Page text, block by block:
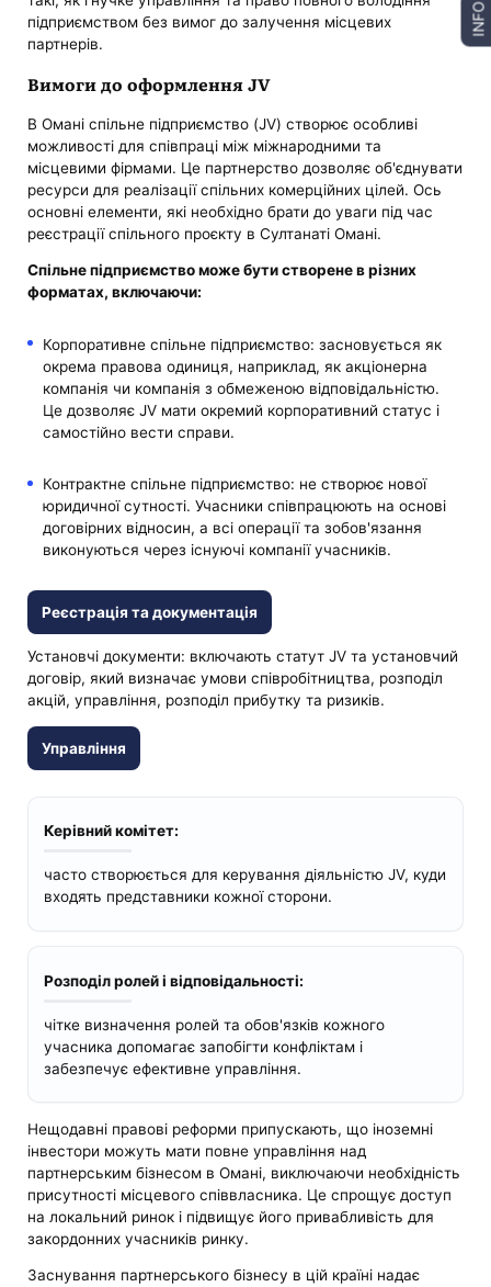
підприємством без вимог до залучення місцевих
партнерів.
Вимоги до оформлення JV
В Омані спільне підприємство (JV) створює особливі
можливості для співпраці між міжнародними та
місцевими фірмами. Це партнерство дозволяє об'єднувати
ресурси для реалізації спільних комерційних цілей. Ось
основні елементи, які необхідно брати до уваги під час
реєстрації спільного проєкту в Султанаті Омані.
Спільне підприємство може бути створене в різних
форматах, включаючи:
Корпоративне спільне підприємство: засновується як
окрема правова одиниця, наприклад, як акціонерна
компанія чи компанія з обмеженою відповідальністю.
Це дозволяє JV мати окремий корпоративний статус і
самостійно вести справи.
Контрактне спільне підприємство: не створює нової
юридичної сутності. Учасники співпрацюють на основі
договірних відносин, а всі операції та зобов'язання
виконуються через існуючі компанії учасників.
Реєстрація та документація
Установчі документи: включають статут JV та установчий
договір, який визначає умови співробітництва, розподіл
акцій, управління, розподіл прибутку та ризиків.
Управління
Керівний комітет:
часто створюється для керування діяльністю JV, куди
входять представники кожної сторони.
Розподіл ролей і відповідальності:
чітке визначення ролей та обов'язків кожного
учасника допомагає запобігти конфліктам і
забезпечує ефективне управління.
Нещодавні правові реформи припускають, що іноземні
інвестори можуть мати повне управління над
партнерським бізнесом в Омані, виключаючи необхідність
присутності місцевого співвласника. Це спрощує доступ
на локальний ринок і підвищує його привабливість для
закордонних учасників ринку.
Заснування партнерського бізнесу в цій країні надає
INFO